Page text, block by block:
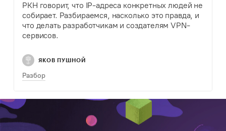
РКН говорит, что IP-адреса конкретных людей не
собирает. Разбираемся, насколько это правда, и
что делать разработчикам и создателям VPN-
сервисов.
ЯКОВ ПУШНОЙ
Разбор